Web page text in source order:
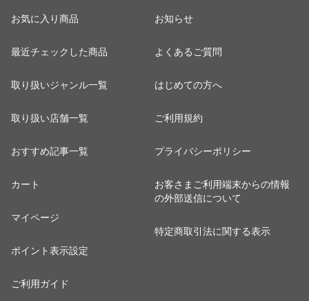
お気に入り商品
最近チェックした商品
取り扱いジャンル一覧
取り扱い店舗一覧
おすすめ記事一覧
カート
マイページ
ポイント表示設定
ご利用ガイド
お知らせ
よくあるご質問
はじめての方へ
ご利用規約
プライバシーポリシー
お客さまご利用端末からの情報
の外部送信について
特定商取引法に関する表示